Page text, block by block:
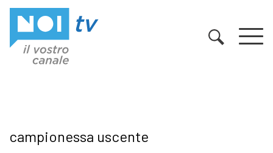
campionessa uscente